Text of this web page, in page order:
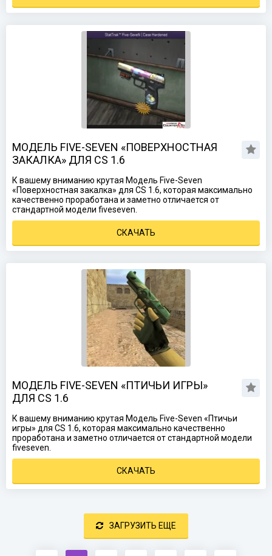
МОДЕЛЬ FIVE-SEVEN «ПОВЕРХНОСТНАЯ
ЗАКАЛКА» ДЛЯ CS 1.6
К вашему вниманию крутая Модель Five-Seven
«Поверхностная закалка» для CS 1.6, которая максимально
качественно проработана и заметно отличается от
стандартной модели fiveseven.
СКАЧАТЬ
МОДЕЛЬ FIVE-SEVEN «ПТИЧЬИ ИГРЫ»
ДЛЯ CS 1.6
К вашему вниманию крутая Модель Five-Seven «Птичьи
игры» для CS 1.6, которая максимально качественно
проработана и заметно отличается от стандартной модели
fiveseven.
СКАЧАТЬ
ЗАГРУЗИТЬ ЕЩЕ